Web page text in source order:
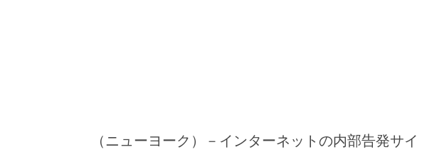
（ニューヨーク）－インターネットの内部告発サ